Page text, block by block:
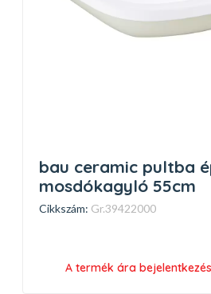
bau ceramic pultba
mosdókagyló 55cm
Cikkszám: Gr.39422000
A termék ára